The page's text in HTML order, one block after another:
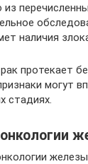
из
наличия
протекает
могут
стадиях.